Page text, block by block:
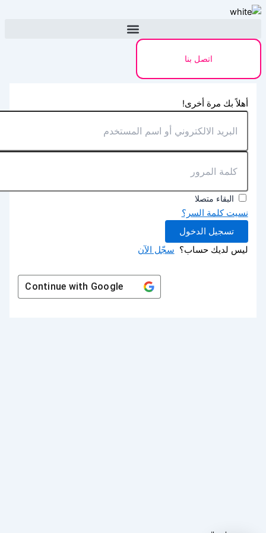
تخطي
اتصل بنا
أهلاً بك مرة أخرى!
البقاء متصلا
نسيت كلمة السر؟
تسجيل الدخول
ليس لديك حساب؟ سجّل الآن
Continue withGoogle